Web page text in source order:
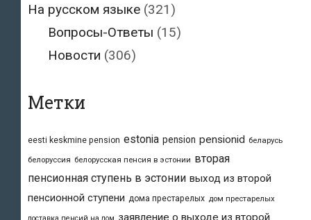
На русском языке (321)
Вопросы-Ответы (15)
Новости (306)
Метки
eesti keskmine pension estonia pension pensionid беларусь
белоруссия белорусская пенсия в эстонии вторая
пенсионная ступень в эстонии выход из второй
пенсионной ступени дома престарелых дом престарелых
заявление о выходе из второй